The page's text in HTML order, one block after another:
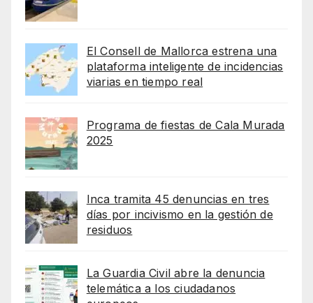
El Consell de Mallorca estrena una
plataforma inteligente de incidencias
viarias en tiempo real
Programa de fiestas de Cala Murada
2025
Inca tramita 45 denuncias en tres
días por incivismo en la gestión de
residuos
La Guardia Civil abre la denuncia
telemática a los ciudadanos